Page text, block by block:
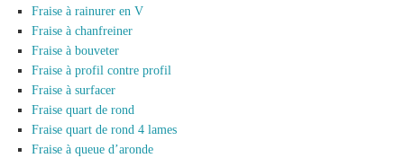
Fraise à rainurer en V
Fraise à chanfreiner
Fraise à bouveter
Fraise à profil contre profil
Fraise à surfacer
Fraise quart de rond
Fraise quart de rond 4 lames
Fraise à queue d’aronde